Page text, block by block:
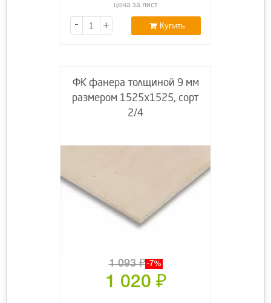
цена за лист
- + Купить
ФК фанера толщиной 9 мм
размером 1525х1525, сорт
2/4
1 093₽ -7%
1 020 ₽